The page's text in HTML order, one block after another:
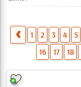
1 2 3 4 5
16
17 18